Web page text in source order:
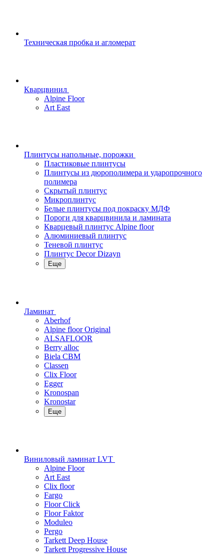
Техническая пробка и агломерат
Кварцвинил
Alpine Floor
Art East
Плинтусы напольные, порожки
Пластиковые плинтусы
Плинтусы из дюрополимера и ударопрочного
полимера
Скрытый плинтус
Микроплинтус
Белые плинтусы под покраску МДФ
Пороги для кварцвинила и ламината
Кварцевый плинтус Alpine floor
Алюминиевый плинтус
Теневой плинтус
Плинтус Decor Dizayn
Еще
Ламинат
Aberhof
Alpine floor Original
ALSAFLOOR
Berry alloc
Biela CBM
Classen
Clix Floor
Egger
Kronospan
Kronostar
Еще
Виниловый ламинат LVT
Alpine Floor
Art East
Clix floor
Fargo
Floor Click
Floor Faktor
Moduleo
Pergo
Tarkett Deep House
Tarkett Progressive House